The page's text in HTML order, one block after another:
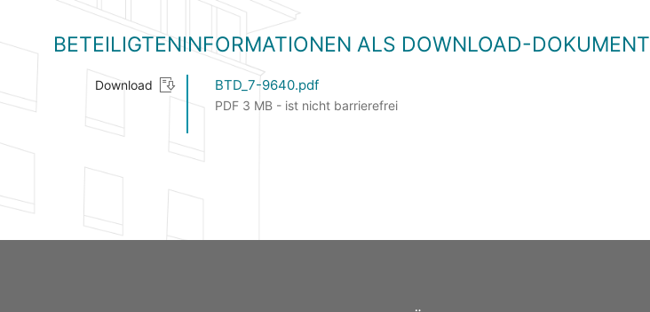
BETEILIGTENINFORMATIONEN ALS DOWNLOAD-DOKUMENT
Download BTD_7-9640.pdf
PDF 3 MB - ist nicht barrierefrei